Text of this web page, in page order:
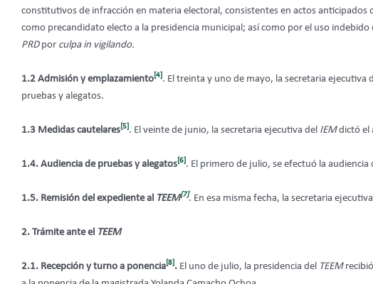
constitutivos de infracción en materia electoral, consistentes en actos anticipados
como precandidato electo a la presidencia municipal; así como por el uso
PRD por culpa in vigilando.
1.2 Admisión y emplazamiento[4]. El treinta y uno de mayo, la secretaria ejecutiva
pruebas y alegatos.
1.3 Medidas cautelares[5]. El veinte de junio, la secretaria ejecutiva del IEMdictó el
1.4. Audiencia de pruebas y alegatos[6]. El primero de julio, se efectuó la
1.5. Remisión del expediente al TEEM[7]. En esa misma fecha, la secretaria ejecutiva
2. Trámite ante el TEEM
2.1. Recepción y turno a ponencia[8]. El uno de julio, la presidencia del TEEM